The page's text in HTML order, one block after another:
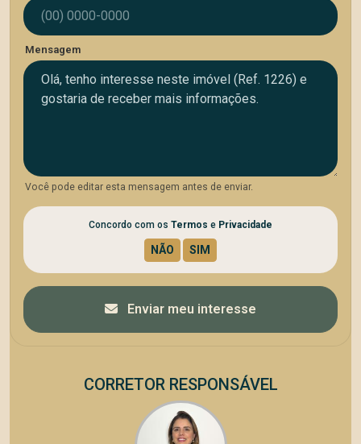
Mensagem
Você pode editar esta mensagem antes de enviar.
Concordo com os Termos e Privacidade
Enviar meu interesse
CORRETOR RESPONSÁVEL